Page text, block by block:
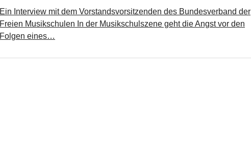
Ein Interview mit dem Vorstandsvorsitzenden des Bundesverband der
Freien Musikschulen In der Musikschulszene geht die Angst vor den
Folgen eines…